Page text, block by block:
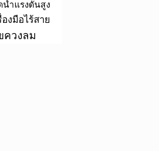
น้ำแรงดันสูง
องมือไร้สาย
ควงลม